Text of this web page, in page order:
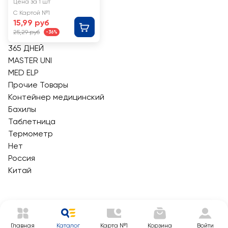
365 ДНЕЙ 120мл,
60х71мм
Цена за 1 шт
С Картой №1
15,99 руб
25,29 руб -36%
365 ДНЕЙ
MASTER UNI
MED ELP
Прочие Товары
Контейнер медицинский
Бахилы
Таблетница
Термометр
Нет
Россия
Китай
Главная Каталог Карта №1 Корзина Войти